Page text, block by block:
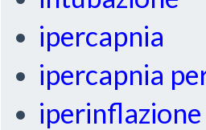
ipercapnia
ipercapnia